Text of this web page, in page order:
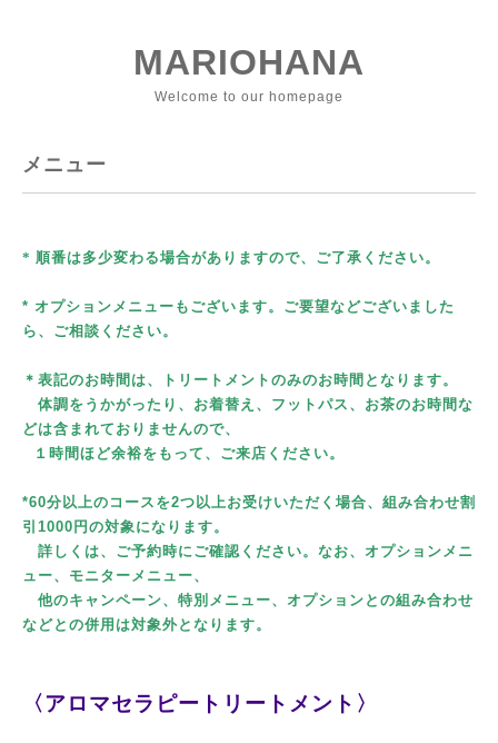
MARIOHANA
Welcome to our homepage
メニュー
* 順番は多少変わる場合がありますので、ご了承ください。
* オプションメニューもございます。ご要望などございました
ら、ご相談ください。
＊表記のお時間は、トリートメントのみのお時間となります。
体調をうかがったり、お着替え、フットパス、お茶のお時間な
どは含まれておりませんので、
１時間ほど余裕をもって、ご来店ください。
*60分以上のコースを2つ以上お受けいただく場合、組み合わせ割
引1000円の対象になります。
詳しくは、ご予約時にご確認ください。なお、オプションメニ
ュー、モニターメニュー、
他のキャンペーン、特別メニュー、オプションとの組み合わせ
などとの併用は対象外となります。
〈アロマセラピートリートメント〉